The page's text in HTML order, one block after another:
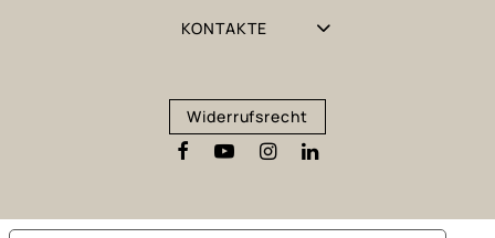
KONTAKTE
Widerrufsrecht